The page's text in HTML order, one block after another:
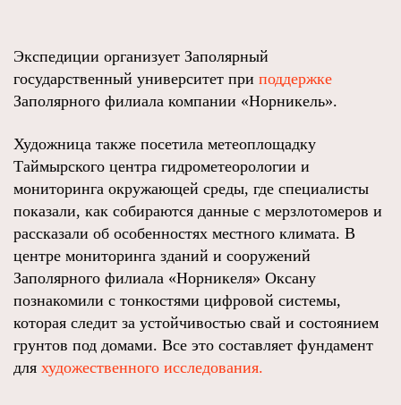
Экспедиции организует Заполярный
государственный университет при поддержке
Заполярного филиала компании «Норникель».
Художница также посетила метеоплощадку
Таймырского центра гидрометеорологии и
мониторинга окружающей среды, где специалисты
показали, как собираются данные с мерзлотомеров и
рассказали об особенностях местного климата. В
центре мониторинга зданий и сооружений
Заполярного филиала «Норникеля» Оксану
познакомили с тонкостями цифровой системы,
которая следит за устойчивостью свай и состоянием
грунтов под домами. Все это составляет фундамент
для художественного исследования.